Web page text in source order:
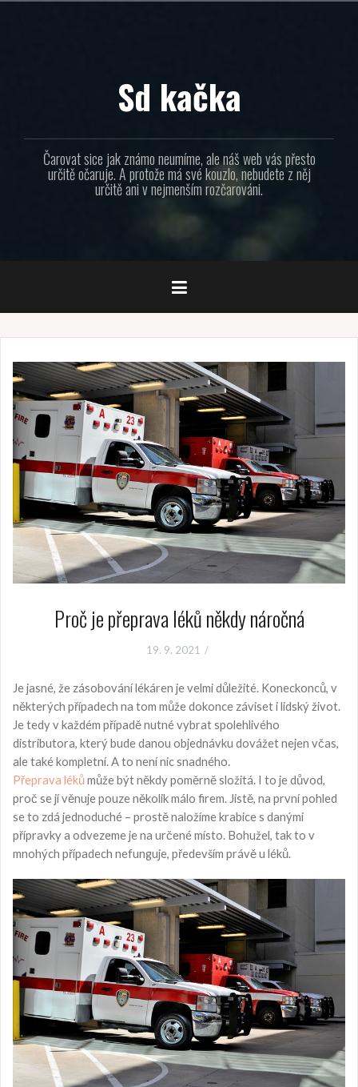
Sd kačka
Čarovat sice jak známo neumíme, ale náš web vás přesto
určitě očaruje. A protože má své kouzlo, nebudete z něj
určitě ani v nejmenším rozčarováni.
Proč je přeprava léků někdy náročná
19. 9. 2021
Je jasné, že zásobování lékáren je velmi důležité. Koneckonců, v
některých případech na tom může dokonce záviset i lidský život.
Je tedy v každém případě nutné vybrat spolehlivého
distributora, který bude danou objednávku dovážet nejen včas,
ale také kompletní. A to není nic snadného.
Přeprava lékůmůže být někdy poměrně složitá. I to je důvod,
proč se jí věnuje pouze několik málo firem. Jistě, na první pohled
se to zdá jednoduché – prostě naložíme krabice s danými
přípravky a odvezeme je na určené místo. Bohužel, tak to v
mnohých případech nefunguje, především právě u léků.